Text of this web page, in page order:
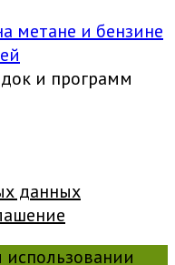
метане и бензине
и программ
данных